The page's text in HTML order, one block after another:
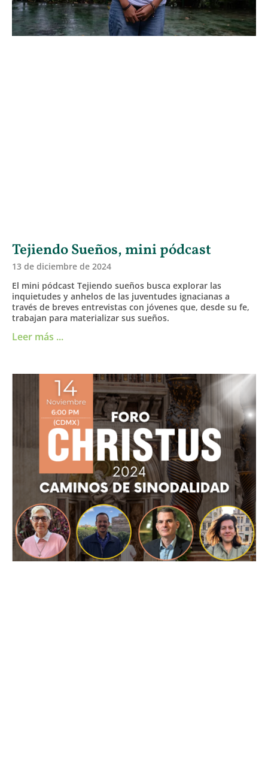
Tejiendo Sueños, mini pódcast
13 de diciembre de 2024
El mini pódcast Tejiendo sueños busca explorar las
inquietudes y anhelos de las juventudes ignacianas a
través de breves entrevistas con jóvenes que, desde su fe,
trabajan para materializar sus sueños.
Leer más ...